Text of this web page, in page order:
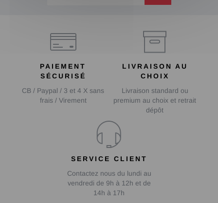
PAIEMENT
SÉCURISÉ
CB / Paypal / 3 et 4 X sans
frais / Virement
LIVRAISON AU
CHOIX
Livraison standard ou
premium au choix et retrait
dépôt
SERVICE CLIENT
Contactez nous du lundi au
vendredi de 9h à 12h et de
14h à 17h